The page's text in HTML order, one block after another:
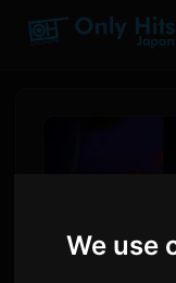
We use